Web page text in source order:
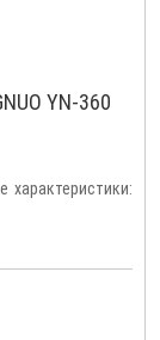
YN-360
характеристики: